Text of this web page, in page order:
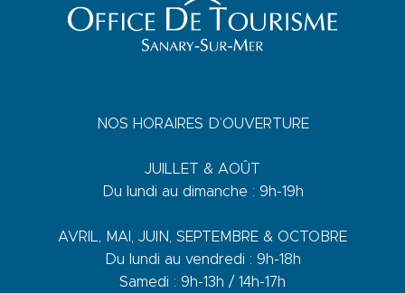
NOS HORAIRES D’OUVERTURE
JUILLET & AOÛT
Du lundi au dimanche : 9h-19h
AVRIL, MAI, JUIN, SEPTEMBRE & OCTOBRE
Du lundi au vendredi : 9h-18h
Samedi : 9h-13h / 14h-17h